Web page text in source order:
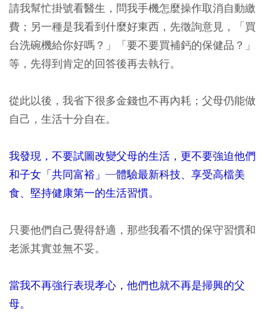
請我幫忙掛號看醫生，問我手機怎麼操作取消自動繳
費；另一種是我看到什麼好東西，先徵詢意見，「買
台洗碗機給你好嗎？」「要不要買補鈣的保健品？」
等，先得到肯定的回答後再去執行。
從此以後，我省下很多金錢也不再內耗；父母仍能做
自己，生活十分自在。
我發現，不要試圖改變父母的生活，更不要強迫他們
和子女「共同富裕」─體驗最新科技、享受高檔美
食、堅持健康第一的生活習慣。
只要他們自己覺得舒適，那些我看不慣的保守習慣和
老派其實並無不妥。
當我不再強行表現孝心，他們也就不再是掃興的父
母。